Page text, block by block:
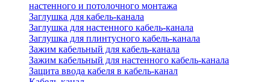
настенного и потолочного монтажа
Заглушка для кабель-канала
Заглушка для настенного кабель-канала
Заглушка для плинтусного кабель-канала
Зажим кабельный для кабель-канала
Зажим кабельный для настенного кабель-канала
Защита ввода кабеля в кабель-канал